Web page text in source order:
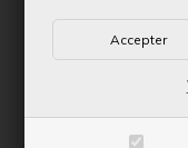
Saris PK 40 E